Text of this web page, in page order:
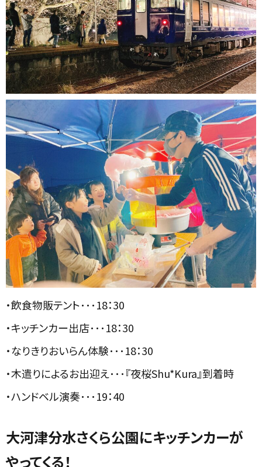
・飲食物販テント･･･18：30
・キッチンカー出店･･･18：30
・なりきりおいらん体験･･･18：30
・木遣りによるお出迎え･･･『夜桜Shu*Kura』到着時
・ハンドベル演奏･･･19：40
大河津分水さくら公園にキッチンカーが
やってくる！